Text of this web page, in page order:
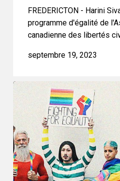
FREDERICTON - Harini
programme d'égalité de
canadienne des libertés
septembre 19, 2023
L’ACLC
action
en
justice
contre
le